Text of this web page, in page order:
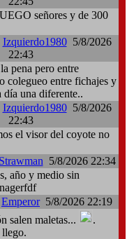
señores y de 300
Izquierdo19805/8/2026
22:43
pena pero entre
colegueo entre fichajes y
día una diferente..
Izquierdo19805/8/2026
22:43
el visor del coyote no
Strawman 5/8/2026 22:34
año y medio sin
Emperor5/8/2026 22:19
salen maletas...
.
llego.